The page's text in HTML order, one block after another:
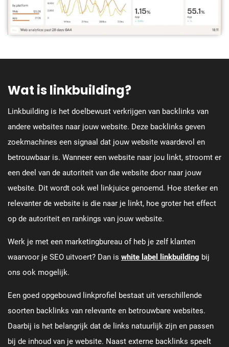
Wat is linkbuilding?
Linkbuilding is het doelbewust verkrijgen van backlinks van
andere websites naar jouw website. Deze backlinks geven
zoekmachines een signaal dat jouw website waardevol en
betrouwbaar is. Wanneer een website naar jou linkt, stroomt er
een deel van de autoriteit van die website door naar jouw
website. Dit wordt ook wel linkjuice genoemd. Hoe sterker en
relevanter de website is die naar je linkt, hoe groter het effect
op de autoriteit en rankings van jouw website.
Werk je met een marketingbureau of heb je zelf klanten
waarvoor je SEO uitvoert? Dan is white label linkbuilding bij
ons ook mogelijk.
Een goed opgebouwd linkprofiel bestaat uit verschillende
soorten backlinks van relevante en betrouwbare websites.
Daarbij is het belangrijk dat de links natuurlijk zijn en passen
bij de inhoud van je website. Naast externe backlinks speelt